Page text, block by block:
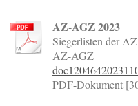
AZ-AGZ 2023
Siegerlisten der
AZ-AGZ
PDF-Dokument